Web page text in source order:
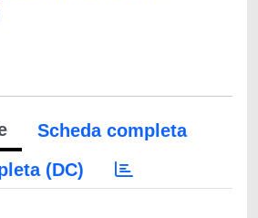
Scheda completa
(DC)